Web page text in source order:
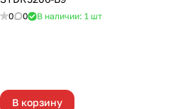
0 0 В наличии: 1 шт
В корзину